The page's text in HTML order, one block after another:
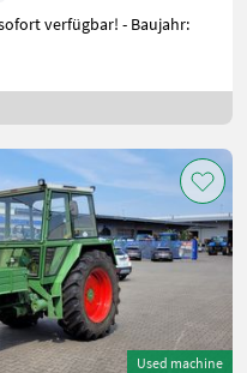
- Baujahr:
Used machine